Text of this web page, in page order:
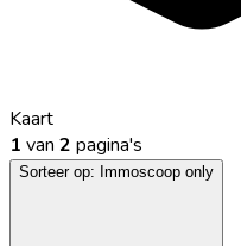
Kaart
1 van 2 pagina's
Sorteer op: Immoscoop only